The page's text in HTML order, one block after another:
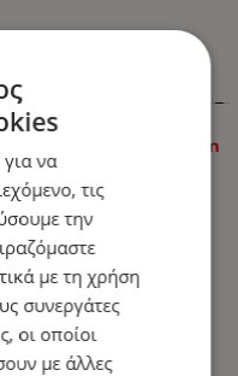
βάση 370mm x 180mm
οχήματα
αριστερά
να
τις
την
με τη χρήση
συνεργάτες
οι οποίοι
με άλλες